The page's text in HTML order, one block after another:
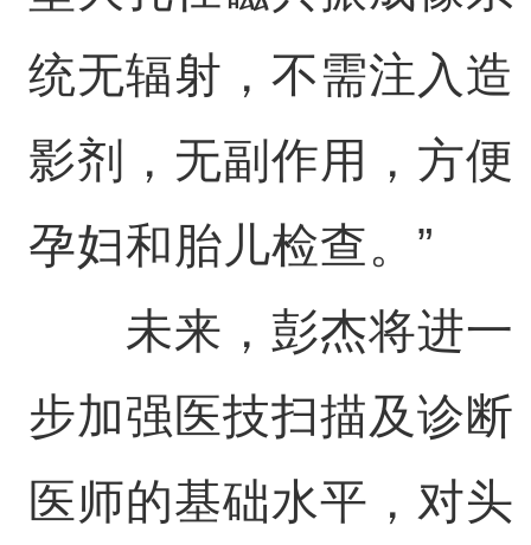
统无辐射，不需注入造
影剂，无副作用，方便
孕妇和胎儿检查。”
未来，彭杰将进一
步加强医技扫描及诊断
医师的基础水平，对头